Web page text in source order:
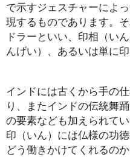
で示すジェスチャーによ
現するものであります。
ドラーといい、印相（い
んげい）、あるいは単に
インドには古くから手の
り、またインドの伝統舞
の要素なども加えられてい
印（いん）には仏様の功
どう働きかけてくれるの